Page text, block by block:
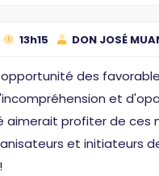
13h15 DON JOSÉ
des
et
aimerait profiter de ces
et initiateurs